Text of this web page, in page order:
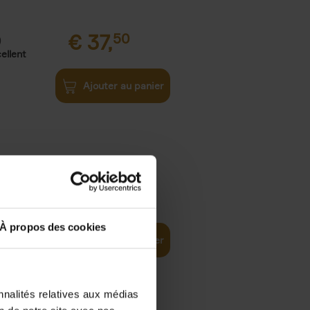
À propos des cookies
relatives aux médias
€ 37,50
Ajouter au panier
world 29,99
Ajouter au panier